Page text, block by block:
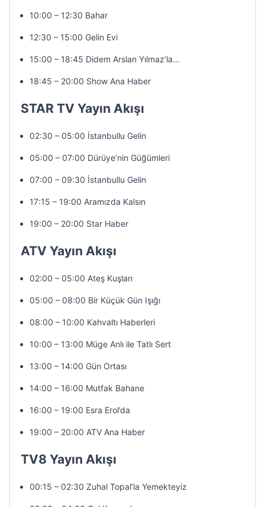
10:00 – 12:30 Bahar
12:30 – 15:00 Gelin Evi
15:00 – 18:45 Didem Arslan Yılmaz’la…
18:45 – 20:00 Show Ana Haber
STAR TV Yayın Akışı
02:30 – 05:00 İstanbullu Gelin
05:00 – 07:00 Dürüye’nin Güğümleri
07:00 – 09:30 İstanbullu Gelin
17:15 – 19:00 Aramızda Kalsın
19:00 – 20:00 Star Haber
ATV Yayın Akışı
02:00 – 05:00 Ateş Kuşları
05:00 – 08:00 Bir Küçük Gün Işığı
08:00 – 10:00 Kahvaltı Haberleri
10:00 – 13:00 Müge Anlı ile Tatlı Sert
13:00 – 14:00 Gün Ortası
14:00 – 16:00 Mutfak Bahane
16:00 – 19:00 Esra Erol’da
19:00 – 20:00 ATV Ana Haber
TV8 Yayın Akışı
00:15 – 02:30 Zuhal Topal’la Yemekteyiz